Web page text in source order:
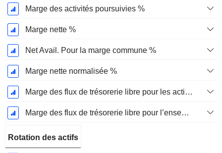
Marge des activités poursuivies %
Marge nette %
Net Avail. Pour la marge commune %
Marge nette normalisée %
Marge des flux de trésorerie libre pour les actionnaires
Marge des flux de trésorerie libre pour l’ensemble des pourvoyeurs de fonds
Rotation des actifs